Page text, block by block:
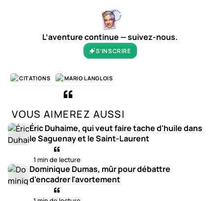
L’aventure continue — suivez-nous.
S’INSCRIRE
CITATIONS MARIO LANGLOIS
VOUS AIMEREZ AUSSI
Éric Duhaime, qui veut faire tache d'huile dans
le Saguenay et le Saint-Laurent
1 min de lecture
Dominique Dumas, mûr pour débattre
d'encadrer l'avortement